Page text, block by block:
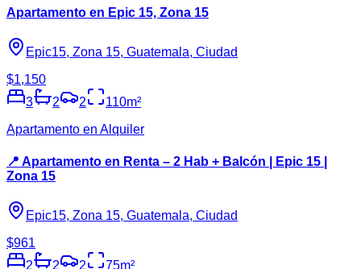
Apartamento en Epic 15, Zona 15
Epic15, Zona 15, Guatemala, Ciudad
$1,150
3
2 2 110m²
Apartamento en Alquiler
📍 Apartamento en Renta – 2 Hab + Balcón | Epic 15 |
Zona 15
Epic15, Zona 15, Guatemala, Ciudad
$961
2
2 2 75m²